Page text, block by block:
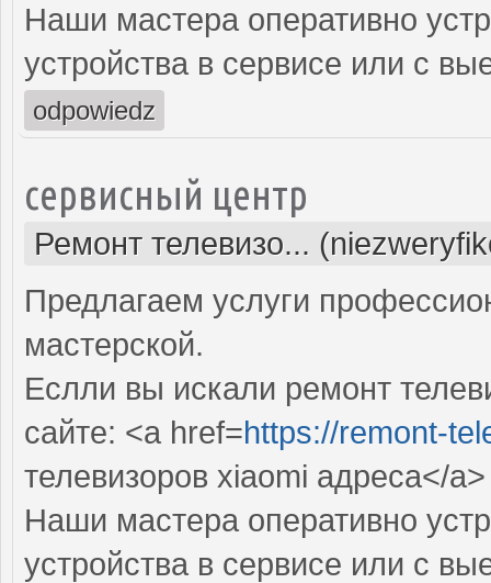
Наши мастера оперативно
устройства в сервисе или с
odpowiedz
сервисный центр
Ремонт телевизо...
Предлагаем услуги
мастерской.
Еслли вы искали ремонт
сайте: <a href=https://remont-
телевизоров xiaomi адреса</a>
Наши мастера оперативно
устройства в сервисе или с